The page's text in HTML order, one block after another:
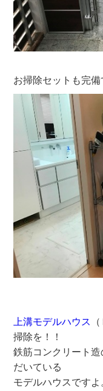
お掃除セットも完備
上溝モデルハウス
掃除を！！
鉄筋コンクリート
だいている
モデルハウスです